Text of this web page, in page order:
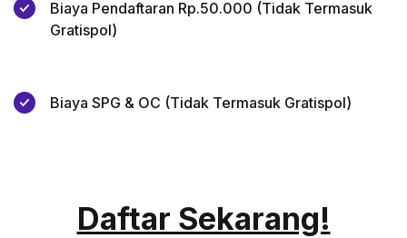
Biaya Pendaftaran Rp.50.000 (Tidak Termasuk
Gratispol)
Biaya SPG & OC (Tidak Termasuk Gratispol)
Daftar Sekarang!